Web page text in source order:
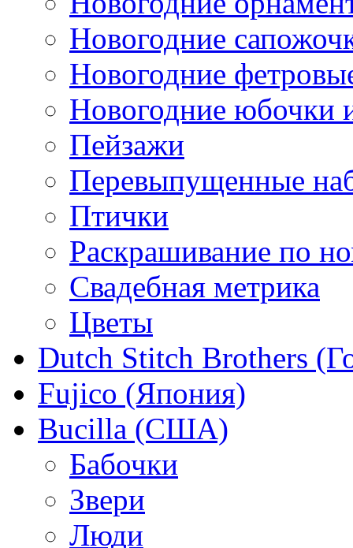
Новогодние
Новогодние
Новогодние юбочки
Пейзажи
Перевыпущенные
Птички
Раскрашивание по
Свадебная метрика
Цветы
Dutch Stitch Brothers
Fujico (Япония)
Bucilla (США)
Бабочки
Звери
Люди